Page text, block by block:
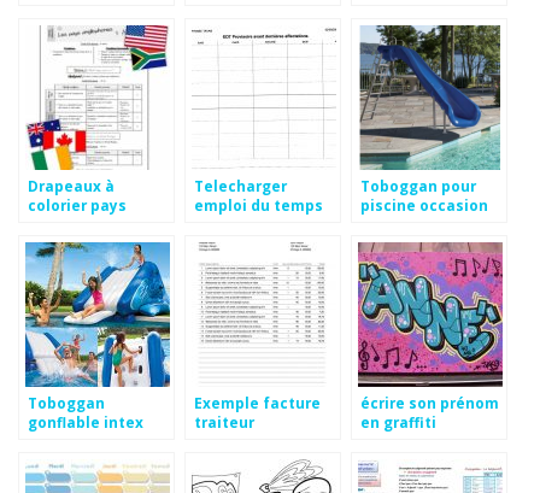
Drapeaux à
colorier pays
Telecharger
emploi du temps
Toboggan pour
piscine occasion
Toboggan
gonflable intex
enterrée
Exemple facture
traiteur
écrire son prénom
en graffiti